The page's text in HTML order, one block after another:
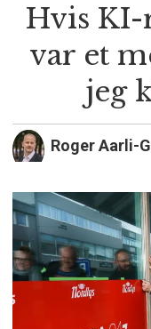
Hvis
var et
jeg
Roger Aarli-